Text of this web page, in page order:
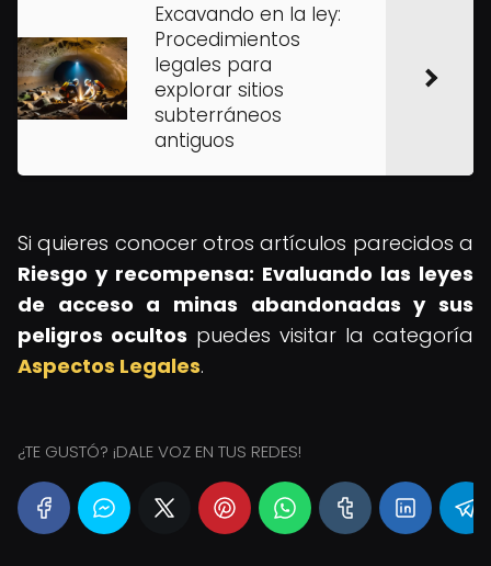
Excavando en la ley:
Procedimientos
legales para
explorar sitios
subterráneos
antiguos
Si quieres conocer otros artículos parecidos a
Riesgo y recompensa: Evaluando las leyes
de acceso a minas abandonadas y sus
peligros ocultos puedes visitar la categoría
Aspectos Legales.
¿TE GUSTÓ? ¡DALE VOZ EN TUS REDES!